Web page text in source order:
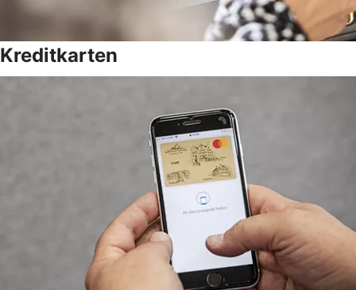
Kreditkarten